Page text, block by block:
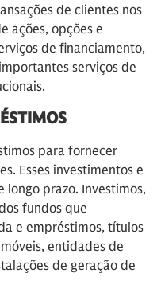
de clientes nos
ações, opções e
de financiamento,
serviços de
para fornecer
Esses investimentos e
prazo. Investimos,
fundos que
e empréstimos, títulos
entidades de
de geração de